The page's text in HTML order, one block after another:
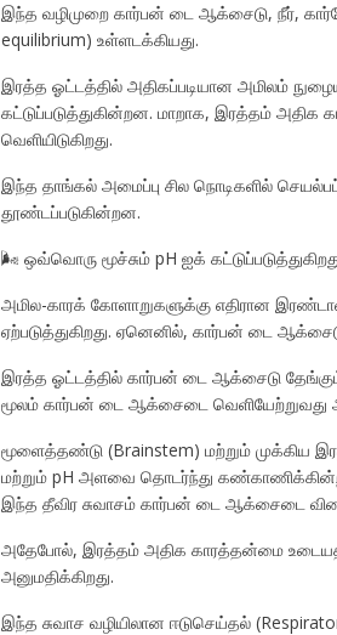
​இந்த வழிமுறை கார்பன் டை ஆக்சைடு, நீர்,
equilibrium) உள்ளடக்கியது.
​இரத்த ஓட்டத்தில் அதிகப்படியான அமிலம்
கட்டுப்படுத்துகின்றன. மாறாக, இரத்தம்
வெளியிடுகிறது.
​இந்த தாங்கல் அமைப்பு சில நொடிகளில்
தூண்டப்படுகின்றன.
🌬️ ஒவ்வொரு மூச்சும் pH ஐக்
அமில-காரக் கோளாறுகளுக்கு எதிரான
ஏற்படுத்துகிறது. ஏனெனில், கார்பன் டை
​இரத்த ஓட்டத்தில் கார்பன் டை ஆக்சைடு
மூலம் கார்பன் டை ஆக்சைடை வெளியேற்றுவது
​மூளைத்தண்டு (Brainstem) மற்றும் முக்கிய
மற்றும் pH அளவை தொடர்ந்து
இந்த தீவிர சுவாசம் கார்பன் டை ஆக்சைடை
​அதேபோல், இரத்தம் அதிக காரத்தன்மை உடையதாக
அனுமதிக்கிறது.
​இந்த சுவாச வழியிலான ஈடுசெய்தல்